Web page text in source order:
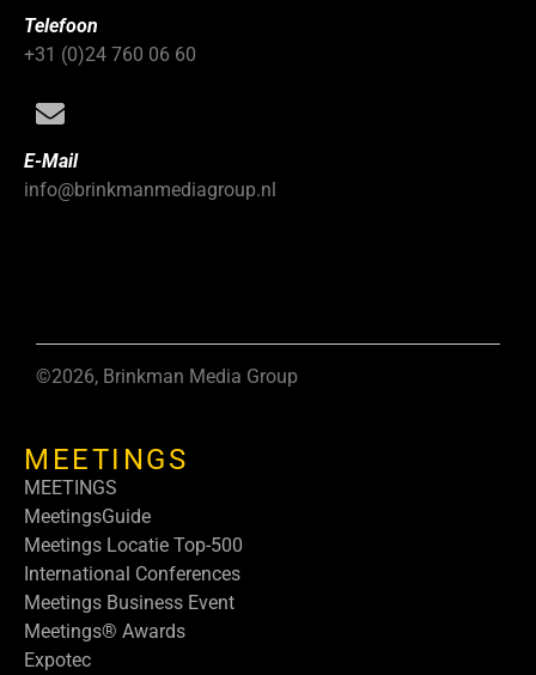
Telefoon
+31 (0)24 760 06 60
E-Mail
info@brinkmanmediagroup.nl
©2026, Brinkman Media Group
MEETINGS
MEETINGS
MeetingsGuide
Meetings Locatie Top-500
International Conferences
Meetings Business Event
Meetings® Awards
Expotec